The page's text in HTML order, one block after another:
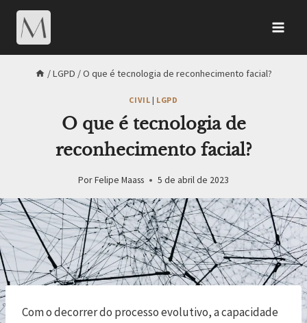
/LGPD /O que é tecnologia de reconhecimento facial?
CIVIL | LGPD
O que é tecnologia de
reconhecimento facial?
Por Felipe Maass 5 de abril de 2023
Com o decorrer do processo evolutivo, a capacidade